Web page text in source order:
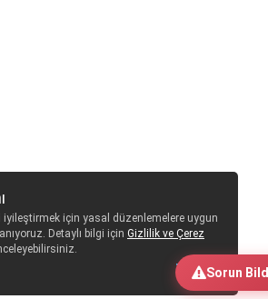
Sorun
iyileştirmek için yasal düzenlemelere uygun
Detaylı bilgi için Gizlilik ve Çerez
Tamam